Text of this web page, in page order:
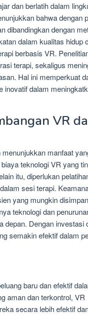
dan berlatih dalam
bahwa dengan
dibandingkan dengan
dalam kualitas hidup
berbasis VR.
terapi, sekaligus
Hal ini memperkuat
inovatif dalam
VR
manfaat
teknologi VR yang
itu, diperlukan
sesi terapi.
yang mungkin
teknologi dan
depan. Dengan investasi
semakin efektif dalam
baru dan efektif
aman dan terkontrol, VR
secara lebih efektif